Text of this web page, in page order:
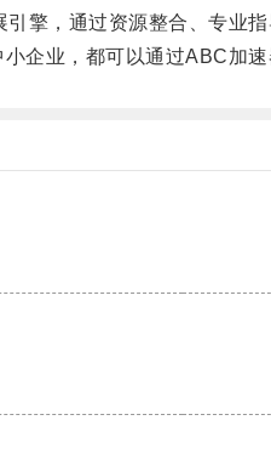
，通过资源整合、专业指
业，都可以通过ABC加速